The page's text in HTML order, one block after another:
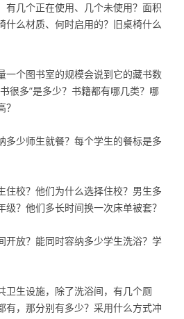
有几个正在使用、几个未使用？面积
什么材质、何时启用的？旧桌椅什么
一个图书室的规模会说到它的藏书数
很多”是多少？书籍都有哪几类？哪
多少师生就餐？每个学生的餐标是多
住校？他们为什么选择住校？男生多
？他们多长时间换一次床单被套？
开放？能同时容纳多少学生洗浴？学
卫生设施，除了洗浴间，有几个厕
有，那分别有多少？采用什么方式冲